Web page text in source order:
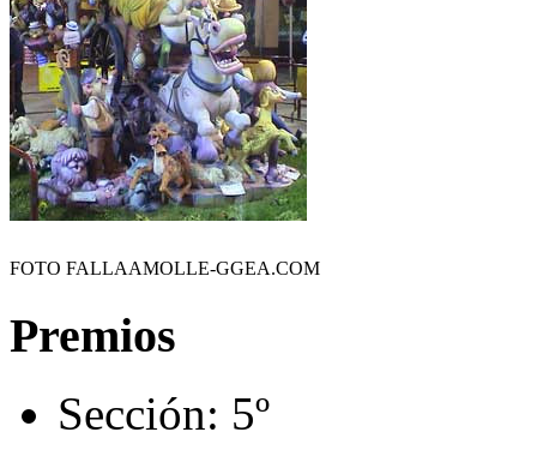
FOTO FALLAAMOLLE-GGEA.COM
Premios
Sección: 5º